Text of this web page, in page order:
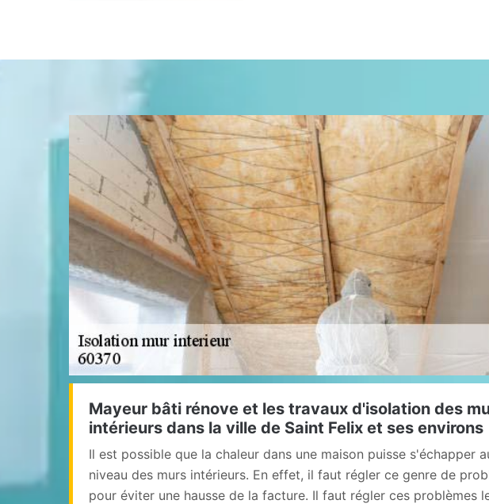
Mayeur bâti rénove et les travaux d'isolation des
intérieurs dans la ville de Saint Felix et ses environs
Il est possible que la chaleur dans une maison puisse s'échapper
niveau des murs intérieurs. En effet, il faut régler ce genre de
pour éviter une hausse de la facture. Il faut régler ces problèmes